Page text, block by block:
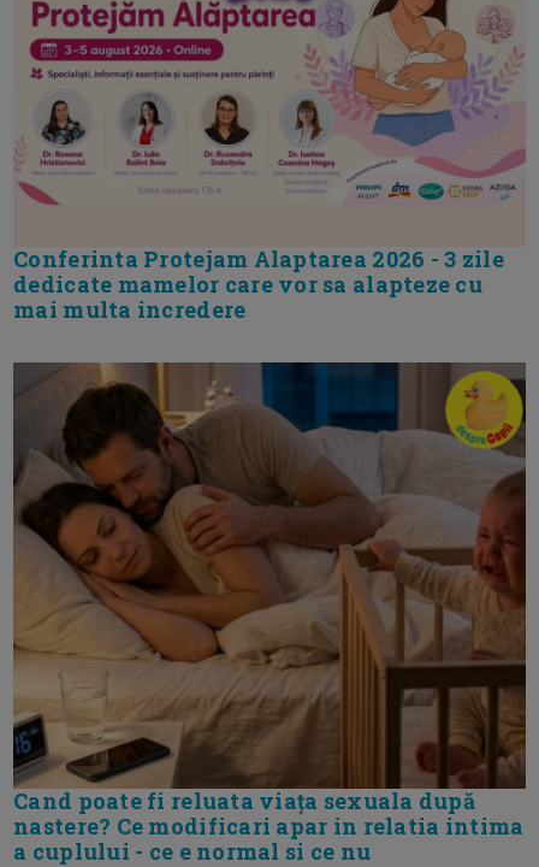
Conferinta Protejam Alaptarea 2026 - 3 zile
dedicate mamelor care vor sa alapteze cu
mai multa incredere
Cand poate fi reluata viața sexuala după
nastere? Ce modificari apar in relatia intima
a cuplului - ce e normal si ce nu